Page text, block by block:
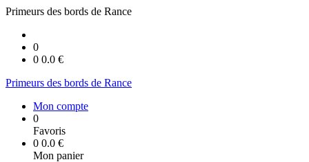
Primeurs des bords de Rance
0
0 0.0 €
Primeurs des bords de Rance
Mon compte
0
Favoris
0 0.0 €
Mon panier